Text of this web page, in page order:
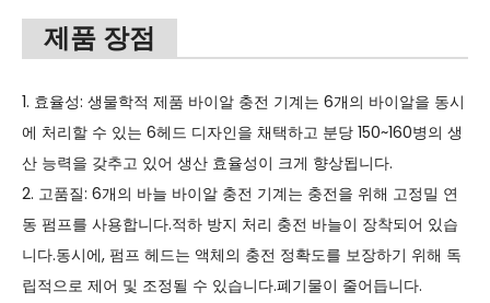
제품 장점
1. 효율성: 생물학적 제품 바이알 충전 기계는 6개의 바이알을 동시
에 처리할 수 있는 6헤드 디자인을 채택하고 분당 150~160병의 생
산 능력을 갖추고 있어 생산 효율성이 크게 향상됩니다.
2. 고품질: 6개의 바늘 바이알 충전 기계는 충전을 위해 고정밀 연
동 펌프를 사용합니다.적하 방지 처리 충전 바늘이 장착되어 있습
니다.동시에, 펌프 헤드는 액체의 충전 정확도를 보장하기 위해 독
립적으로 제어 및 조정될 수 있습니다.폐기물이 줄어듭니다.